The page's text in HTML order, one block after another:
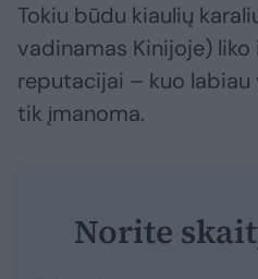
Tokiu būdu kiaulių
vadinamas Kinijoje)
reputacijai – kuo labiau
tik įmanoma.
Norite